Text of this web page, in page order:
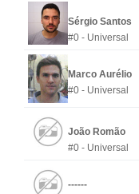
Sérgio Santos
#0 - Universal
Marco Aurélio
#0 - Universal
João Romão
#0 - Universal
------